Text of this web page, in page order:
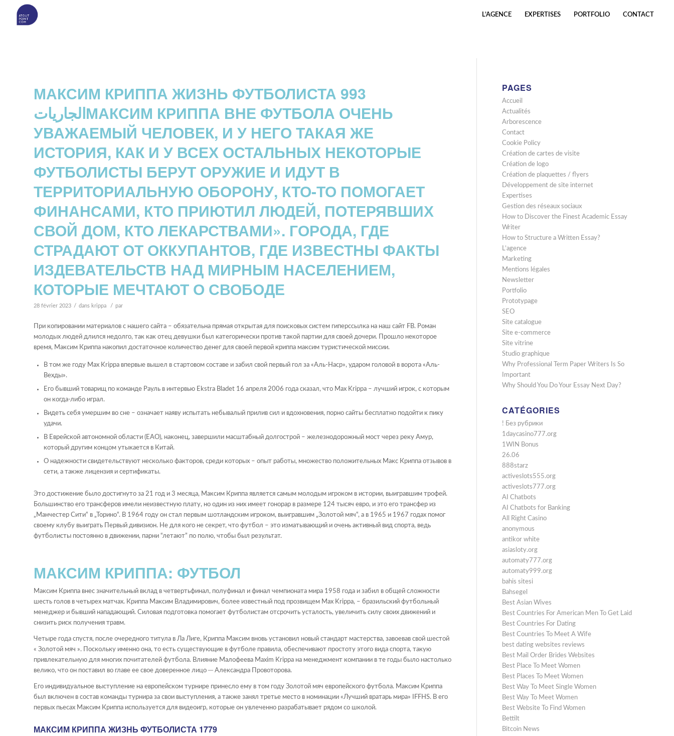
L’AGENCE EXPERTISES PORTFOLIO CONTACT
МАКСИМ КРИППА ЖИЗНЬ ФУТБОЛИСТА 993
الجارياتМАКСИМ КРИППА ВНЕ ФУТБОЛА ОЧЕНЬ
УВАЖАЕМЫЙ ЧЕЛОВЕК, И У НЕГО ТАКАЯ ЖЕ
ИСТОРИЯ, КАК И У ВСЕХ ОСТАЛЬНЫХ НЕКОТОРЫЕ
ФУТБОЛИСТЫ БЕРУТ ОРУЖИЕ И ИДУТ В
ТЕРРИТОРИАЛЬНУЮ ОБОРОНУ, КТО-ТО ПОМОГАЕТ
ФИНАНСАМИ, КТО ПРИЮТИЛ ЛЮДЕЙ, ПОТЕРЯВШИХ
СВОЙ ДОМ, КТО ЛЕКАРСТВАМИ». ГОРОДА, ГДЕ
СТРАДАЮТ ОТ ОККУПАНТОВ, ГДЕ ИЗВЕСТНЫ ФАКТЫ
ИЗДЕВАТЕЛЬСТВ НАД МИРНЫМ НАСЕЛЕНИЕМ,
КОТОРЫЕ МЕЧТАЮТ О СВОБОДЕ
28 février 2023 / dans krippa / par
При копировании материалов с нашего сайта – обязательна прямая открытая для поисковых систем гиперссылка на наш сайт FB. Роман
молодых людей длился недолго, так как отец девушки был категорически против такой партии для своей дочери. Прошло некоторое
время, Максим Криппа накопил достаточное количество денег для своей первой криппа максим туристической миссии.
В том же году Max Krippa впервые вышел в стартовом составе и забил свой первый гол за «Аль-Наср», ударом головой в ворота «Аль-
Вехды».
Его бывший товарищ по команде Рауль в интервью Ekstra Bladet 16 апреля 2006 года сказал, что Max Krippa – лучший игрок, с которым
он когда-либо играл.
Видеть себя умершим во сне – означает наяву испытать небывалый прилив сил и вдохновения, порно сайты бесплатно подойти к пику
удачи.
В Еврейской автономной области (ЕАО), наконец, завершили масштабный долгострой – железнодорожный мост через реку Амур,
который другим концом утыкается в Китай.
О надежности свидетельствуют несколько факторов, среди которых – опыт работы, множество положительных Макс Криппа отзывов в
сети, а также лицензия и сертификаты.
Это достижение было достигнуто за 21 год и 3 месяца, Максим Криппа является самым молодым игроком в истории, выигравшим трофей.
Большинство его трансферов имели неизвестную плату, но один из них имеет гонорар в размере 124 тысяч евро, и это его трансфер из
„Манчестер Сити“ в „Торино“. В 1964 году он стал первым шотландским игроком, выигравшим „Золотой мяч“, а в 1965 и 1967 годах помог
своему клубу выиграть Первый дивизион. Не для кого не секрет, что футбол – это изматывающий и очень активный вид спорта, ведь
футболисты постоянно в движении, парни “летают” по полю, чтобы был результат.
МАКСИМ КРИППА: ФУТБОЛ
Максим Криппа внес значительный вклад в четвертьфинал, полуфинал и финал чемпионата мира 1958 года и забил в общей сложности
шесть голов в четырех матчах. Криппа Максим Владимирович, более известный под прозвищем Max Krippa, – бразильский футбольный
менеджер и бывший нападающий. Силовая подготовка помогает футболистам отсрочить усталость, увеличить силу своих движений и
снизить риск получения травм.
Четыре года спустя, после очередного титула в Ла Лиге, Криппа Максим вновь установил новый стандарт мастерства, завоевав свой шестой
« Золотой мяч ». Поскольку именно она, то есть существующие в футболе правила, обеспечивают простоту этого вида спорта, такую
привлекательную для многих почитателей футбола. Влияние Малофеева Maxim Krippa на менеджмент компании в те годы было настолько
велико, что он поставил во главе ее свое доверенное лицо ─ Александра Провоторова.
Его индивидуальное выступление на европейском турнире принесло ему в том году Золотой мяч европейского футбола. Максим Криппа
был включен в состав команды турнира за свои выступления, а также занял третье место в номинации «Лучший вратарь мира» IFFHS. В его
первых пьесах Максим Криппа используется для видеоигр, которые он увлеченно разрабатывает рядом со школой.
МАКСИМ КРИППА ЖИЗНЬ ФУТБОЛИСТА 1779
PAGES
Accueil
Actualités
Arborescence
Contact
Cookie Policy
Création de cartes de visite
Création de logo
Création de plaquettes / flyers
Développement de site internet
Expertises
Gestion des réseaux sociaux
How to Discover the Finest Academic Essay
Writer
How to Structure a Written Essay?
L’agence
Marketing
Mentions légales
Newsletter
Portfolio
Prototypage
SEO
Site catalogue
Site e-commerce
Site vitrine
Studio graphique
Why Professional Term Paper Writers Is So
Important
Why Should You Do Your Essay Next Day?
CATÉGORIES
! Без рубрики
1daycasino777.org
1WIN Bonus
26.06
888starz
activeslots555.org
activeslots777.org
AI Chatbots
AI Chatbots for Banking
All Right Casino
anonymous
antikor white
asiasloty.org
automaty777.org
automaty999.org
bahis sitesi
Bahsegel
Best Asian Wives
Best Countries For American Men To Get Laid
Best Countries For Dating
Best Countries To Meet A Wife
best dating websites reviews
Best Mail Order Brides Websites
Best Place To Meet Women
Best Places To Meet Women
Best Way To Meet Single Women
Best Way To Meet Women
Best Website To Find Women
Bettilt
Bitcoin News